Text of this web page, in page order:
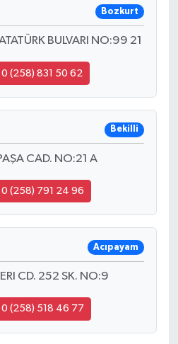
Bozkurt
BULVARI NO:99 21
0 (258) 831 50 62
Bekilli
CAD. NO:21 A
0 (258) 791 24 96
Acıpayam
CD. 252 SK. NO:9
0 (258) 518 46 77